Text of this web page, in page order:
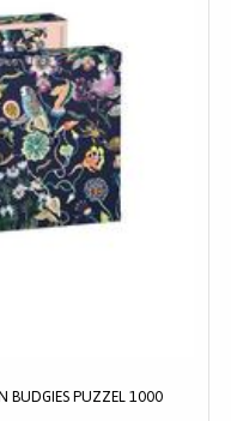
BUDGIES PUZZEL 1000